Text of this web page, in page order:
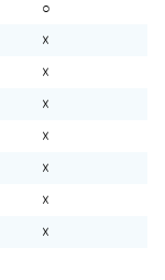
○
☓
☓
☓
☓
☓
☓
☓